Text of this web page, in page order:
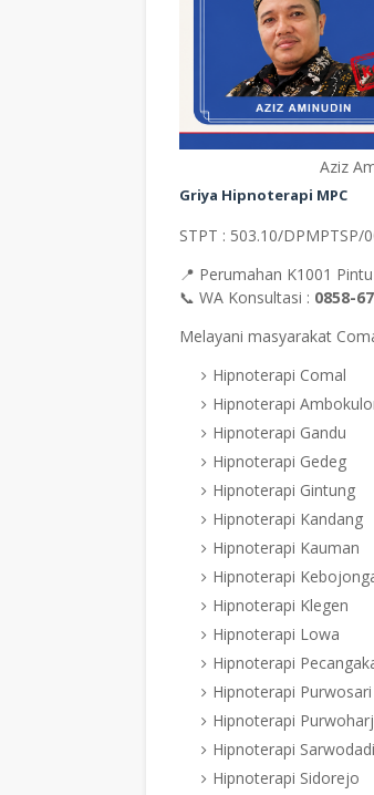
Aziz
Griya Hipnoterapi MPC
STPT : 503.10/DPMPTSP/
📍 Perumahan K1001
📞 WA Konsultasi : 0858-
Melayani masyarakat
Hipnoterapi Comal
Hipnoterapi
Hipnoterapi Gandu
Hipnoterapi Gedeg
Hipnoterapi Gintung
Hipnoterapi Kandang
Hipnoterapi Kauman
Hipnoterapi
Hipnoterapi Klegen
Hipnoterapi Lowa
Hipnoterapi
Hipnoterapi Purwosari
Hipnoterapi
Hipnoterapi Sarwodadi
Hipnoterapi Sidorejo